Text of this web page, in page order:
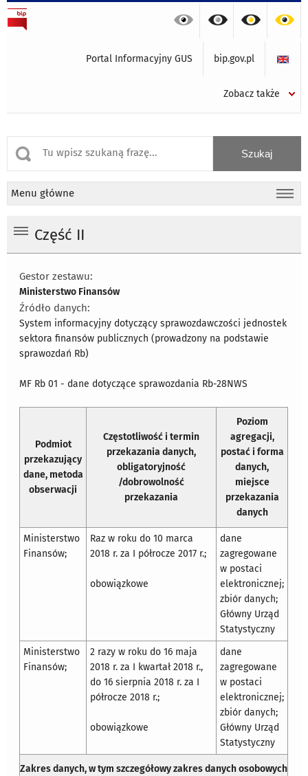
Portal Informacyjny GUS bip.gov.pl
Zobacz także
Menu główne
Część II
Gestor zestawu:
Ministerstwo Finansów
Źródło danych:
System informacyjny dotyczący sprawozdawczości jednostek
sektora finansów publicznych (prowadzony na podstawie
sprawozdań Rb)
MF Rb 01 - dane dotyczące sprawozdania Rb-28NWS
Podmiot
przekazujący
dane, metoda
obserwacji
Częstotliwość i termin
przekazania danych,
obligatoryjność
/dobrowolność
przekazania
Poziom
agregacji,
postać i forma
danych,
miejsce
przekazania
danych
Ministerstwo
Finansów;
Raz w roku do 10 marca
2018 r. za I półrocze 2017 r.;
obowiązkowe
dane
zagregowane
w postaci
elektronicznej;
zbiór danych;
Główny Urząd
Statystyczny
Ministerstwo
Finansów;
2 razy w roku do 16 maja
2018 r. za I kwartał 2018 r.,
do 16 sierpnia 2018 r. za I
półrocze 2018 r.;
obowiązkowe
dane
zagregowane
w postaci
elektronicznej;
zbiór danych;
Główny Urząd
Statystyczny
Zakres danych, w tym szczegółowy zakres danych osobowych